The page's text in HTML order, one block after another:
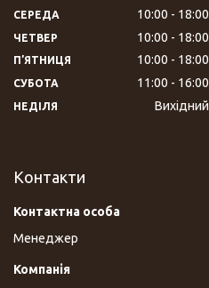
СЕРЕДА 10:00 18:00
ЧЕТВЕР 10:00 18:00
ПʼЯТНИЦЯ 10:00 18:00
СУБОТА 11:00 16:00
НЕДІЛЯ Вихідний
Контакти
Менеджер